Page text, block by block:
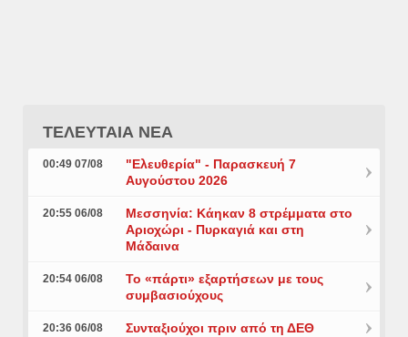
ΤΕΛΕΥΤΑΙΑ ΝΕΑ
00:49 07/08
"Ελευθερία" - Παρασκευή 7
Αυγούστου 2026
20:55 06/08
Μεσσηνία: Κάηκαν 8 στρέμματα στο
Αριοχώρι - Πυρκαγιά και στη
Μάδαινα
20:54 06/08
Το «πάρτι» εξαρτήσεων με τους
συμβασιούχους
20:36 06/08 Συνταξιούχοι πριν από τη ΔΕΘ